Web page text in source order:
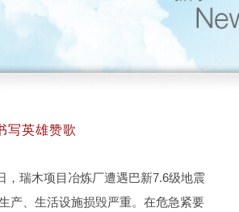
写英雄赞歌
，瑞木项目冶炼厂遭遇巴新7.6级地震
产、生活设施损毁严重。在危急紧要